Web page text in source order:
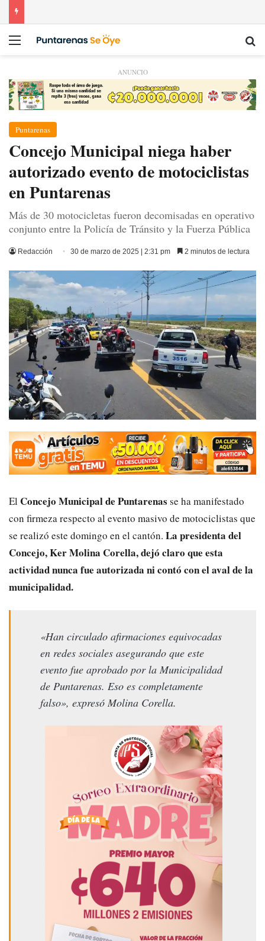
Menú
ANUNCIO
Puntarenas
Concejo Municipal niega haber
autorizado evento de motociclistas
en Puntarenas
Más de 30 motocicletas fueron decomisadas en operativo
conjunto entre la Policía de Tránsito y la Fuerza Pública
Redacción 30 de marzo de 2025 | 2:31 pm 2 minutos de lectura
El Concejo Municipal de Puntarenas se ha manifestado
con firmeza respecto al evento masivo de motociclistas que
se realizó este domingo en el cantón. La presidenta del
Concejo, Ker Molina Corella, dejó claro que esta
actividad nunca fue autorizada ni contó con el aval de la
municipalidad.
«Han circulado afirmaciones equivocadas
en redes sociales asegurando que este
evento fue aprobado por la Municipalidad
de Puntarenas. Eso es completamente
falso», expresó Molina Corella.